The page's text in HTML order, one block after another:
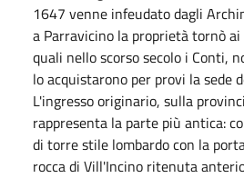
1647 venne infeudato dagli
a Parravicino la proprietà tornò
quali nello scorso secolo i Conti,
lo acquistarono per provi la sede
L'ingresso originario, sulla
rappresenta la parte più antica:
di torre stile lombardo con la
rocca di Vill'Incino ritenuta